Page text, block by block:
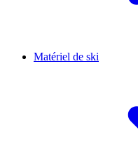
Matériel de ski